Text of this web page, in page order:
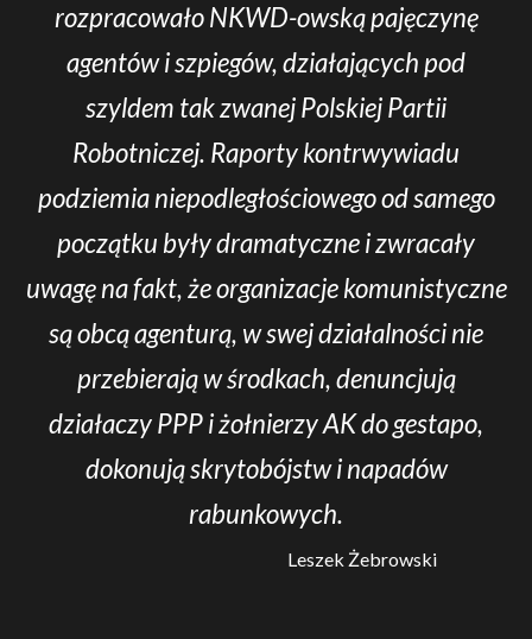
rozpracowało NKWD-owską pajęczynę
agentów i szpiegów, działających pod
szyldem tak zwanej Polskiej Partii
Robotniczej. Raporty kontrwywiadu
podziemia niepodległościowego od samego
początku były dramatyczne i zwracały
uwagę na fakt, że organizacje komunistyczne
są obcą agenturą, w swej działalności nie
przebierają w środkach, denuncjują
działaczy PPP i żołnierzy AK do gestapo,
dokonują skrytobójstw i napadów
rabunkowych.
Leszek Żebrowski